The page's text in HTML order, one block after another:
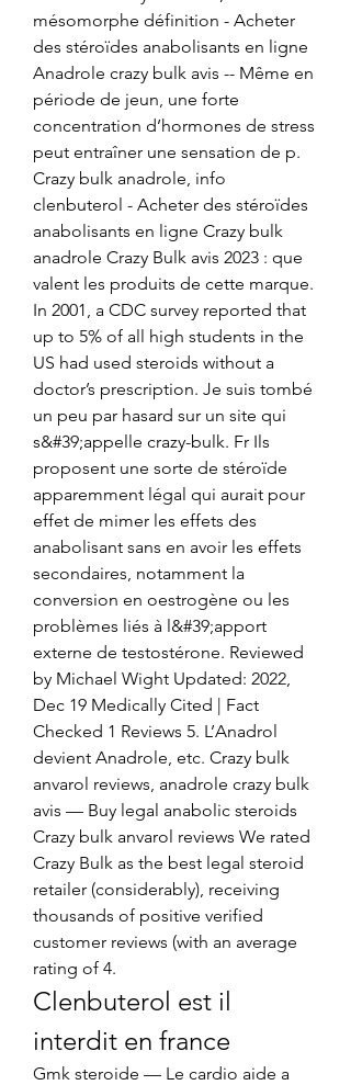
mésomorphe définition - Acheter
des stéroïdes anabolisants en ligne
Anadrole crazy bulk avis -- Même en
période de jeun, une forte
concentration d’hormones de stress
peut entraîner une sensation de p.
Crazy bulk anadrole, info
clenbuterol - Acheter des stéroïdes
anabolisants en ligne Crazy bulk
anadrole Crazy Bulk avis 2023 : que
valent les produits de cette marque.
In 2001, a CDC survey reported that
up to 5% of all high students in the
US had used steroids without a
doctor’s prescription. Je suis tombé
un peu par hasard sur un site qui
s&#39;appelle crazy-bulk. Fr Ils
proposent une sorte de stéroïde
apparemment légal qui aurait pour
effet de mimer les effets des
anabolisant sans en avoir les effets
secondaires, notamment la
conversion en oestrogène ou les
problèmes liés à l&#39;apport
externe de testostérone. Reviewed
by Michael Wight Updated: 2022,
Dec 19 Medically Cited | Fact
Checked 1 Reviews 5. L’Anadrol
devient Anadrole, etc. Crazy bulk
anvarol reviews, anadrole crazy bulk
avis — Buy legal anabolic steroids
Crazy bulk anvarol reviews We rated
Crazy Bulk as the best legal steroid
retailer (considerably), receiving
thousands of positive verified
customer reviews (with an average
rating of 4.
Clenbuterol est il
interdit en france
Gmk steroide — Le cardio aide a